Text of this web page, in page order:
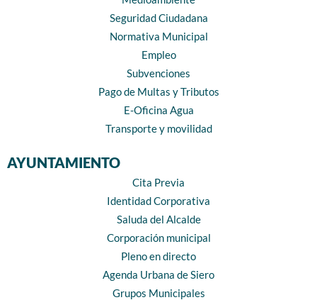
Seguridad Ciudadana
Normativa Municipal
Empleo
Subvenciones
Pago de Multas y Tributos
E-Oficina Agua
Transporte y movilidad
AYUNTAMIENTO
Cita Previa
Identidad Corporativa
Saluda del Alcalde
Corporación municipal
Pleno en directo
Agenda Urbana de Siero
Grupos Municipales